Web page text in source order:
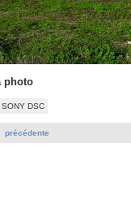
photo
SONY DSC
précédente